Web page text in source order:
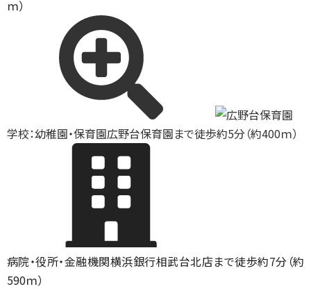
ｍ）
学校：幼稚園・保育園広野台保育園まで徒歩約5分（約400ｍ）
病院・役所・金融機関横浜銀行相武台北店まで徒歩約7分（約
590ｍ）